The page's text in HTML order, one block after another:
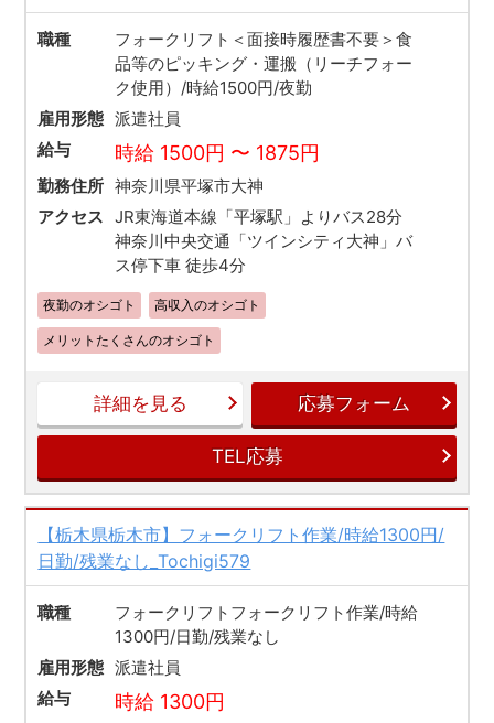
職種
フォークリフト＜面接時履歴書不要＞食
品等のピッキング・運搬（リーチフォー
ク使用）/時給1500円/夜勤
雇用形態 派遣社員
給与
時給 1500円 〜 1875円
勤務住所 神奈川県平塚市大神
アクセス
JR東海道本線「平塚駅」よりバス28分
神奈川中央交通「ツインシティ大神」バ
ス停下車 徒歩4分
夜勤のオシゴト 高収入のオシゴト
メリットたくさんのオシゴト
詳細を見る 応募フォーム
TEL応募
【栃木県栃木市】フォークリフト作業/時給1300円/
日勤/残業なし_Tochigi579
職種
フォークリフトフォークリフト作業/時給
1300円/日勤/残業なし
雇用形態 派遣社員
給与
時給 1300円